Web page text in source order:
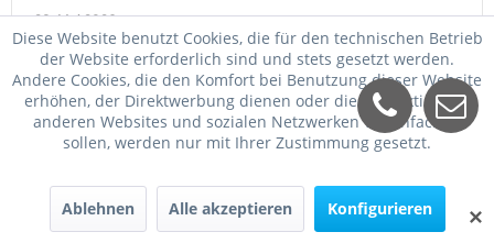
23. Mai 2026
✕
Diese Website benutzt Cookies, die für den technischen Betrieb
der Website erforderlich sind und stets gesetzt werden.
Andere Cookies, die den Komfort bei Benutzung dieser Website
erhöhen, der Direktwerbung dienen oder die Interaktion mit
anderen Websites und sozialen Netzwerken vereinfachen
sollen, werden nur mit Ihrer Zustimmung gesetzt.
Ablehnen Alle akzeptieren Konfigurieren